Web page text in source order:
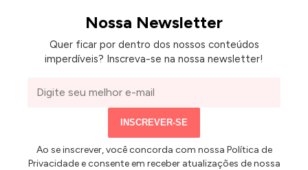
ANÚNCIOS
Nossa Newsletter
Quer ficar por dentro dos nossos conteúdos
imperdíveis? Inscreva-se na nossa newsletter!
Seu
mail
INSCREVER-SE
Ao se inscrever, você concorda com nossa Política de
Privacidade e consente em receber atualizações de nossa